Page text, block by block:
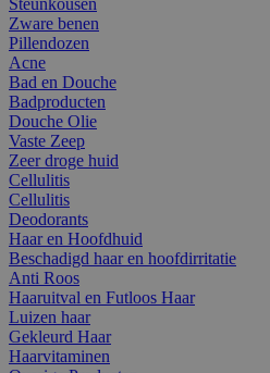
Zware benen
Pillendozen
Acne
Bad en Douche
Badproducten
Douche Olie
Vaste Zeep
Zeer droge huid
Cellulitis
Cellulitis
Deodorants
Haar en Hoofdhuid
Beschadigd haar en hoofdirritatie
Anti Roos
Haaruitval en Futloos Haar
Luizen haar
Gekleurd Haar
Haarvitaminen